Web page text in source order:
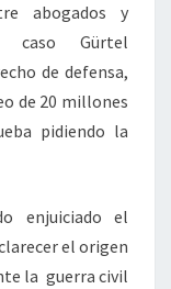
abogados y
caso Gürtel
de defensa,
de 20 millones
pidiendo la
enjuiciado el
el origen
la guerra civil